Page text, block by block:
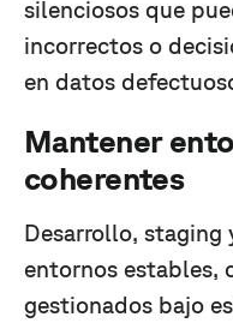
silenciosos que
incorrectos o
en datos
Mantener
coherentes
Desarrollo, staging
entornos estables,
gestionados bajo